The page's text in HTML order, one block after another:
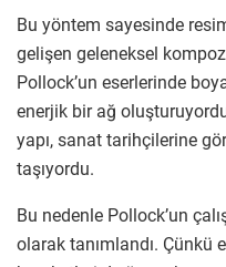
Bu yöntem sayesinde
gelişen geleneksel
Pollock’un eserlerinde
enerjik bir ağ
yapı, sanat tarihçilerine
taşıyordu.
Bu nedenle Pollock’un
olarak tanımlandı. Çünkü